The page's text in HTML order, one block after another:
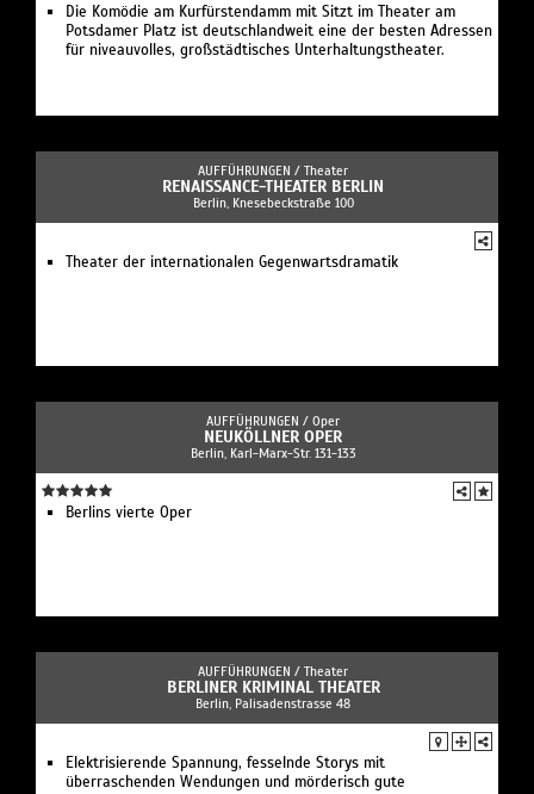
Die Komödie am Kurfürstendamm mit Sitzt im Theater am
Potsdamer Platz ist deutschlandweit eine der besten Adressen
für niveauvolles, großstädtisches Unterhaltungstheater.
AUFFÜHRUNGEN / Theater
RENAISSANCE-THEATER BERLIN
Berlin, Knesebeckstraße 100
Theater der internationalen Gegenwartsdramatik
AUFFÜHRUNGEN / Oper
NEUKÖLLNER OPER
Berlin, Karl-Marx-Str. 131-133
Berlins vierte Oper
AUFFÜHRUNGEN / Theater
BERLINER KRIMINAL THEATER
Berlin, Palisadenstrasse 48
Elektrisierende Spannung, fesselnde Storys mit
überraschenden Wendungen und mörderisch gute